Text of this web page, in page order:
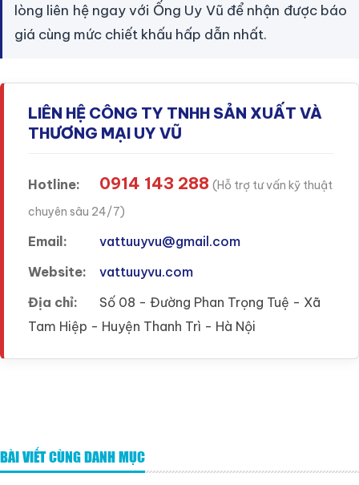
lòng liên hệ ngay với Ống Uy Vũ để nhận được báo
giá cùng mức chiết khấu hấp dẫn nhất.
LIÊN HỆ CÔNG TY TNHH SẢN XUẤT VÀ
THƯƠNG MẠI UY VŨ
Hotline: 0914 143 288 (Hỗ trợ tư vấn kỹ thuật
chuyên sâu 24/7)
Email:
vattuuyvu@gmail.com
Website:
vattuuyvu.com
Địa chỉ:
Số 08 - Đường Phan Trọng Tuệ - Xã
Tam Hiệp - Huyện Thanh Trì - Hà Nội
BÀI VIẾT CÙNG DANH MỤC